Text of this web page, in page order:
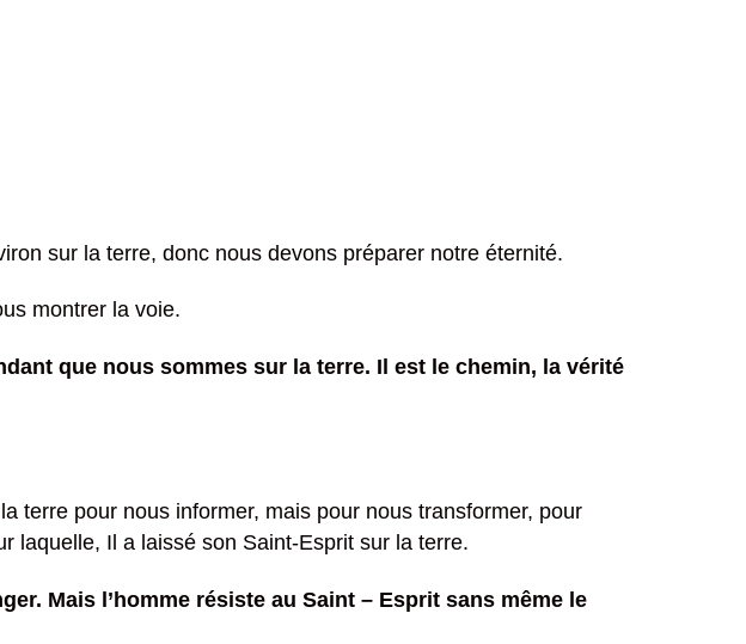
sur la terre, donc nous devons préparer notre éternité.
montrer la voie.
que nous sommes sur la terre. Il est le chemin, la vérité
terre pour nous informer, mais pour nous transformer, pour
laquelle, Il a laissé son Saint-Esprit sur la terre.
Mais l’homme résiste au Saint – Esprit sans même le